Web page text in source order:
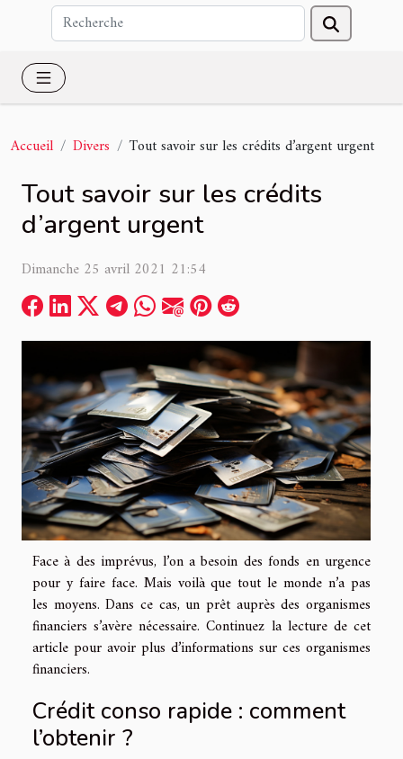
Accueil Divers Tout savoir sur les crédits d’argent urgent
Tout savoir sur les crédits
d’argent urgent
Dimanche 25 avril 2021 21:54
Face à des imprévus, l’on a besoin des fonds en urgence
pour y faire face. Mais voilà que tout le monde n’a pas
les moyens. Dans ce cas, un prêt auprès des organismes
financiers s’avère nécessaire. Continuez la lecture de cet
article pour avoir plus d’informations sur ces organismes
financiers.
Crédit conso rapide : comment
l’obtenir ?